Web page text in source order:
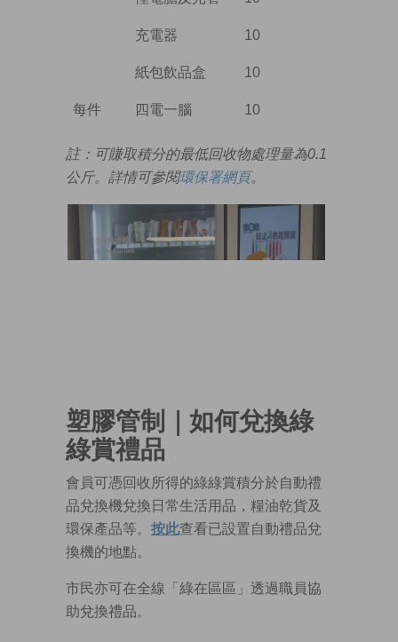
充電器 10
紙包飲品盒 10
每件 四電一腦 10
註：可賺取積分的最低回收物處理量為0.1
公斤。詳情可參閱環保署網頁。
塑膠管制｜ 如何兌換綠
綠賞禮品
會員可憑回收所得的綠綠賞積分於自動禮
品兌換機兌換日常生活用品，糧油乾貨及
環保產品等。 按此查看已設置自動禮品兌
換機的地點。
市民亦可在全線「綠在區區」透過職員協
助兌換禮品。